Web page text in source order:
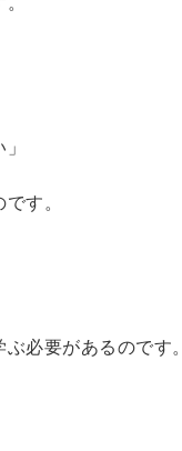
す。
必要があるのです。